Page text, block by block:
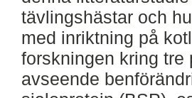
tävlingshästar och
med inriktning på
forskningen kring tre
avseende